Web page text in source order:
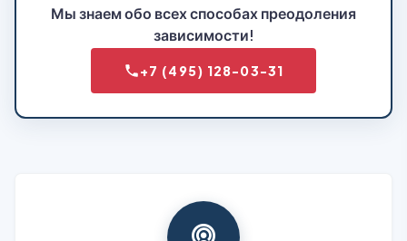
Мы знаем обо всех способах преодоления
зависимости!
+7 (495) 128-03-31